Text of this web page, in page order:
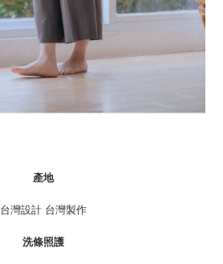
產地
台灣設計 台灣製作
洗條照護